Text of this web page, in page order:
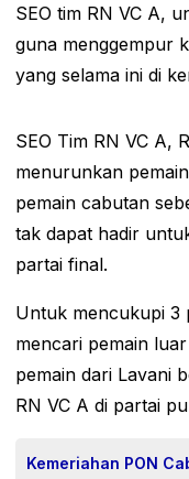
SEO tim RN VC A,
guna menggempur
yang selama ini di
SEO Tim RN VC A,
menurunkan
pemain cabutan
tak dapat hadir
partai final.
Untuk mencukupi 3
mencari pemain
pemain dari Lavani
RN VC A di partai
Kemeriahan PON